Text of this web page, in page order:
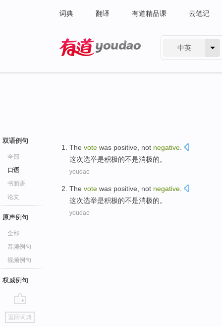
词典 翻译 有道精品课 云笔记
中英
双语例句
全部
口语
书面语
论文
原声例句
全部
音频例句
视频例句
权威例句
go
top
返回词典
The vote was positive not negative
这次选举是积极的不是消极的。
youdao
The vote was positive not negative
这次选举是积极的不是消极的。
youdao